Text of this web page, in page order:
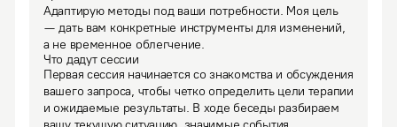
Адаптирую методы под ваши потребности. Моя цель
— дать вам конкретные инструменты для изменений,
а не временное облегчение.
Что дадут сессии
Первая сессия начинается со знакомства и обсуждения
вашего запроса, чтобы четко определить цели терапии
и ожидаемые результаты. В ходе беседы разбираем